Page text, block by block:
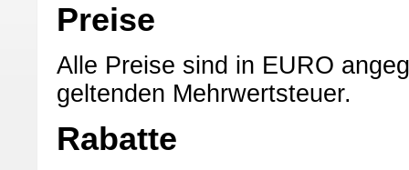
Preise
Alle Preise sind in EURO
geltenden Mehrwertsteuer.
Rabatte